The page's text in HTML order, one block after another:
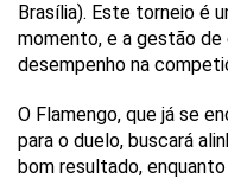
Brasília). Este torneio é
momento, e a gestão
desempenho na
O Flamengo, que já se
para o duelo, buscará
bom resultado,